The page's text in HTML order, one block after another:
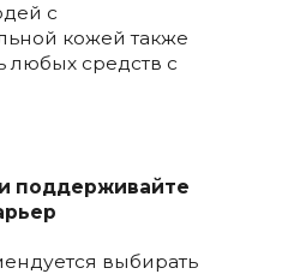
с
кожей также
любых средств с
поддерживайте
выбирать